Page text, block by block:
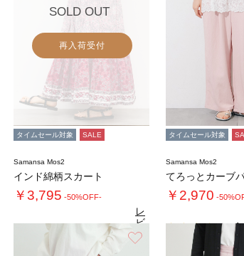
SOLD OUT
再入荷受付
タイムセール対象 SALE
Samansa Mos2
インド綿柄スカート
￥3,795 -50%OFF-
4.4（19）
レ
ビ
ュ
ー
タイムセール対象
Samansa Mos2
てろっとカーブ
￥2,970 -